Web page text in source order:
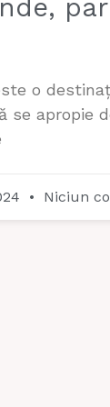
o
se apropie
Niciun